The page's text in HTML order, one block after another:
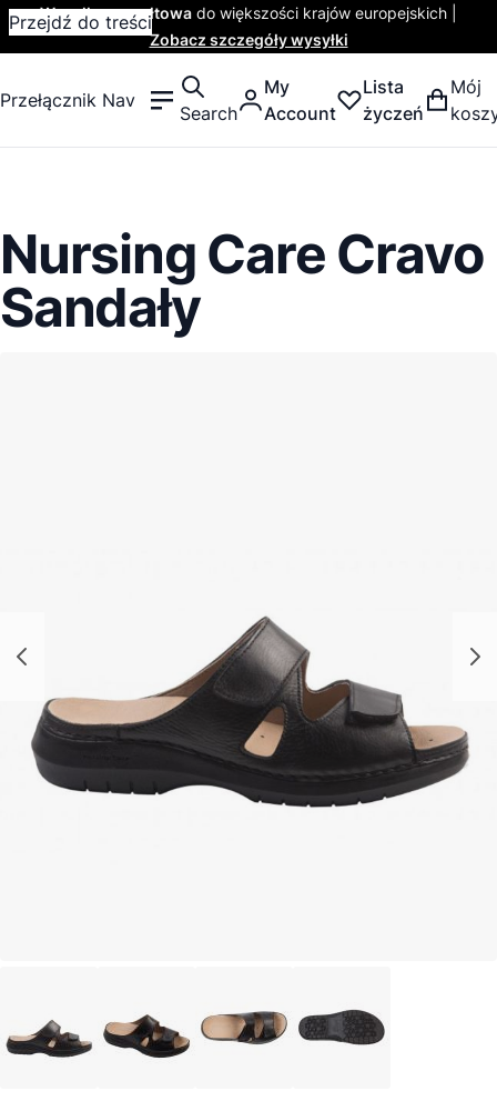
Przejdź do treści
Wysyłka ryczałtowa do większości krajów europejskich |
Zobacz szczegóły wysyłki
Przełącznik Nav
Search
My
Account
Lista
życzeń
Mój
Nursing Care Cravo
Sandały